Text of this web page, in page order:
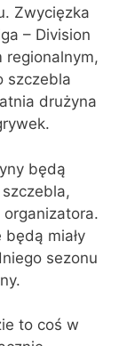
Zwycięzka
– Division
regionalnym,
szczebla
drużyna
będą
szczebla,
miały
sezonu
to coś w